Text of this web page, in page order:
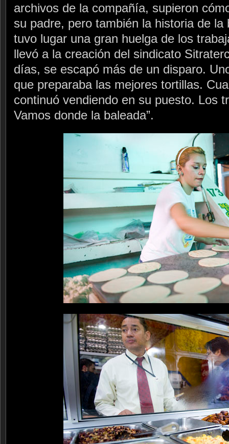
archivos de la compañía, supieron
su padre, pero también la historia de
tuvo lugar una gran huelga de los
llevó a la creación del sindicato
días, se escapó más de un disparo.
que preparaba las mejores tortillas.
continuó vendiendo en su puesto. Los
Vamos donde la baleada”.